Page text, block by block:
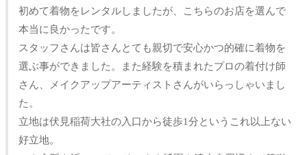
初めて着物をレンタルしましたが、こちらのお店を選んで
本当に良かったです。
スタッフさんは皆さんとても親切で安心かつ的確に着物を
選ぶ事ができました。また経験を積まれたプロの着付け師
さん、メイクアップアーティストさんがいらっしゃいまし
た。
立地は伏見稲荷大社の入口から徒歩1分というこれ以上ない
好立地。